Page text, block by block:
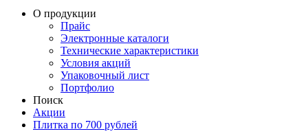
О продукции
Прайс
Электронные каталоги
Технические характеристики
Условия акций
Упаковочный лист
Портфолио
Поиск
Акции
Плитка по 700 рублей